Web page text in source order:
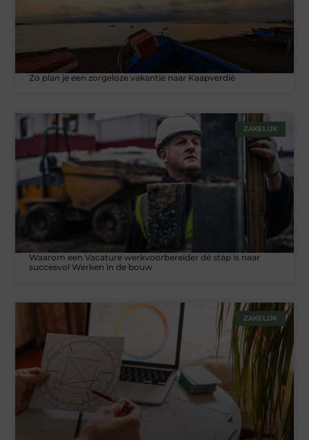
Zo plan je een zorgeloze vakantie naar Kaapverdië
ZAKELIJK
Waarom een Vacature werkvoorbereider dé stap is naar
succesvol Werken in de bouw
ZAKELIJK